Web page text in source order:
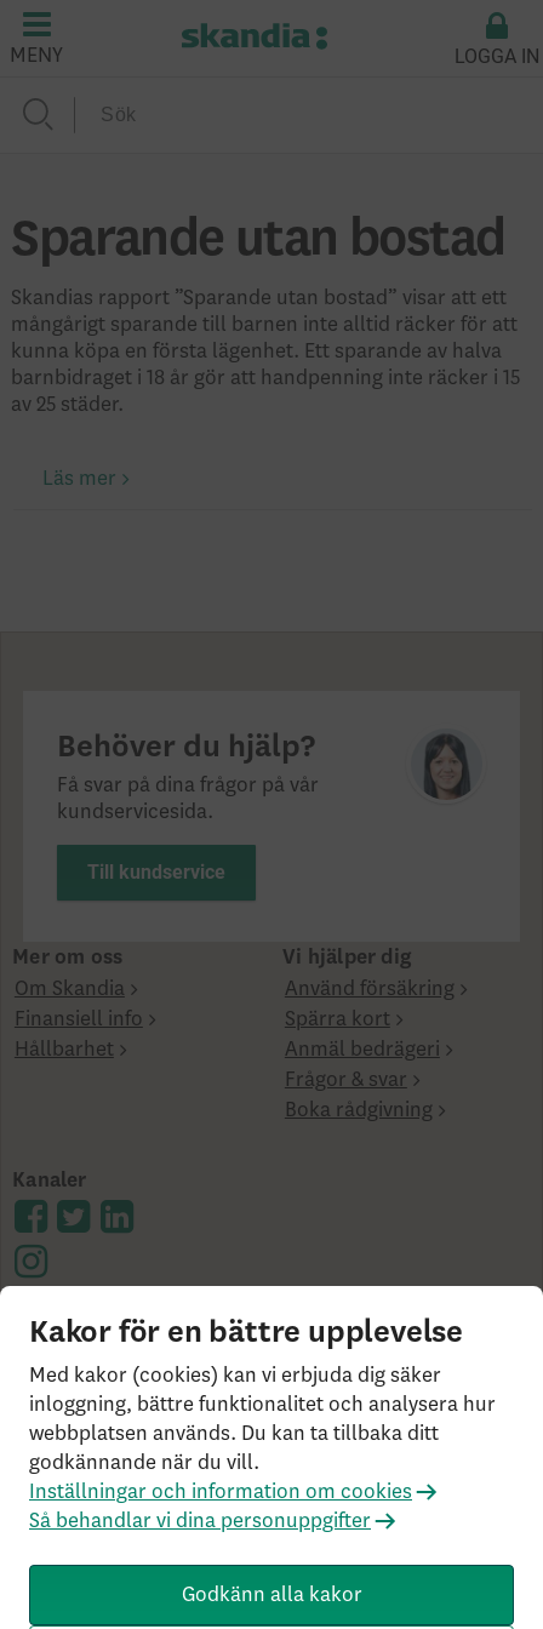
MENY LOGGA IN
Sparande utan bostad
Skandias rapport ”Sparande utan bostad” visar att ett
mångårigt sparande till barnen inte alltid räcker för att
kunna köpa en första lägenhet. Ett sparande av halva
barnbidraget i 18 år gör att handpenning inte räcker i 15
av 25 städer.
Läs mer
Behöver du hjälp?
Få svar på dina frågor på vår
kundservicesida.
Till kundservice
Mer om oss
Om Skandia
Finansiell info
Hållbarhet
Vi hjälper dig
Använd försäkring
Spärra kort
Anmäl bedrägeri
Frågor & svar
Boka rådgivning
Kanaler
Cookies på skandia.se
Tillgänglighet
Användarvillkor
Ångerrätt och distansavtal
utanför Sverige?
Statlig insättningsgaranti &
investerar­skydd
Så behandlar vi dina personuppgifter
Om Penningtvättslagen
Rekommenderade webbläsare
Livförsäkringsbolaget Skandia, ömsesidigt, 106 55
Stockholm, Tel: 0771-55 55 00, © Skandia
Kakor för en bättre upplevelse
Med kakor (cookies) kan vi erbjuda dig säker
inloggning, bättre funktionalitet och analysera hur
webbplatsen används. Du kan ta tillbaka ditt
godkännande när du vill.
Inställningar och information om cookies
Så behandlar vi dina personuppgifter
Godkänn alla kakor